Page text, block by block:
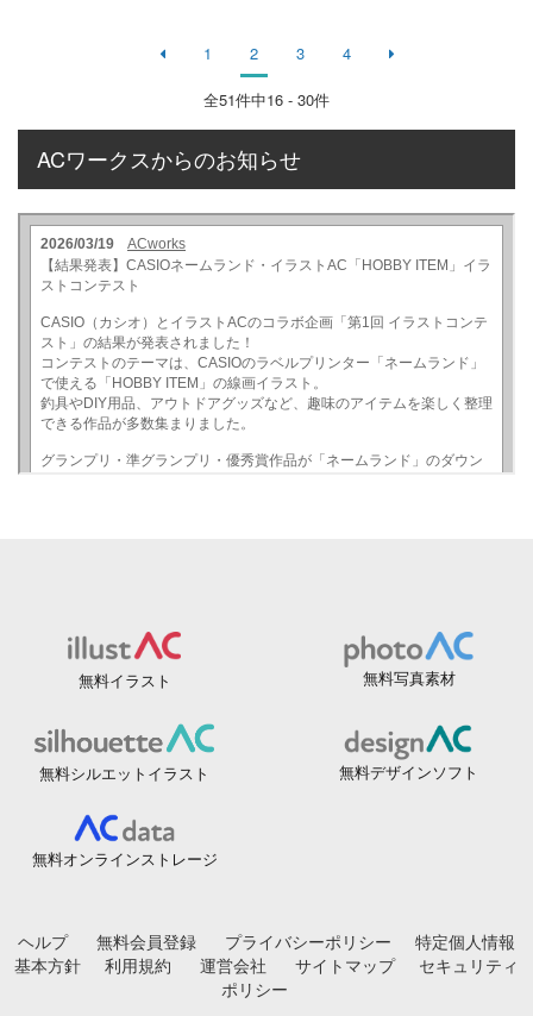
1 2 3 4
全51件中16 - 30件
ACワークスからのお知らせ
無料イラスト 無料写真素材
無料シルエットイラスト 無料デザインソフト
無料オンラインストレージ
ヘルプ 無料会員登録 プライバシーポリシー
特定個人情報
基本方針
利用規約 運営会社 サイトマップ
セキュリティ
ポリシー